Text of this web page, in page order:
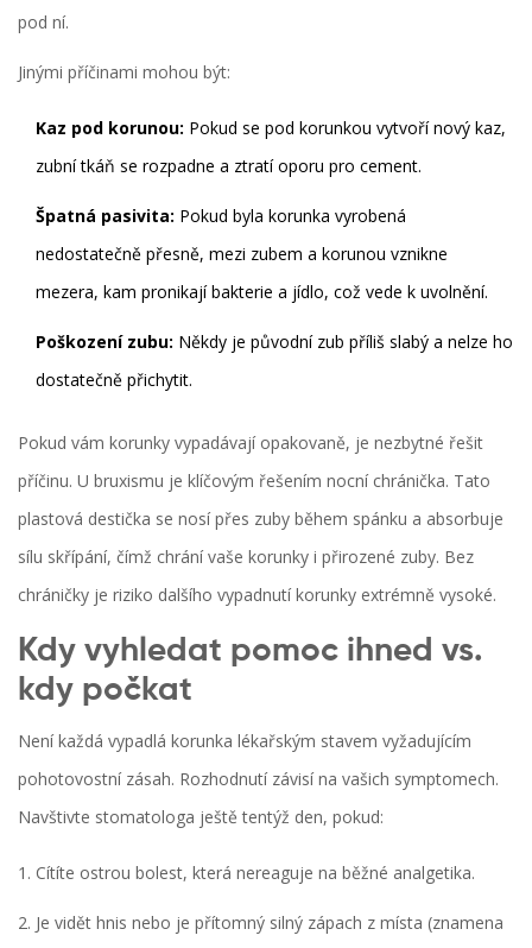
pod ní.
Jinými příčinami mohou být:
Kaz pod korunou: Pokud se pod korunkou vytvoří nový kaz,
zubní tkáň se rozpadne a ztratí oporu pro cement.
Špatná pasivita: Pokud byla korunka vyrobená
nedostatečně přesně, mezi zubem a korunou vznikne
mezera, kam pronikají bakterie a jídlo, což vede k uvolnění.
Poškození zubu: Někdy je původní zub příliš slabý a nelze ho
dostatečně přichytit.
Pokud vám korunky vypadávají opakovaně, je nezbytné řešit
příčinu. U bruxismu je klíčovým řešením nocní chránička. Tato
plastová destička se nosí přes zuby během spánku a absorbuje
sílu skřípání, čímž chrání vaše korunky i přirozené zuby. Bez
chráničky je riziko dalšího vypadnutí korunky extrémně vysoké.
Kdy vyhledat pomoc ihned vs.
kdy počkat
Není každá vypadlá korunka lékařským stavem vyžadujícím
pohotovostní zásah. Rozhodnutí závisí na vašich symptomech.
Navštivte stomatologa ještě tentýž den, pokud:
Cítíte ostrou bolest, která nereaguje na běžné analgetika.
Je vidět hnis nebo je přítomný silný zápach z místa (znamena